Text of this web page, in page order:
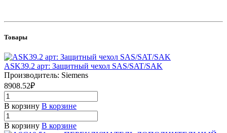
Товары
ASK39.2 арт: Защитный чехол SAS/SAT/SAK
Производитель: Siemens
8908.52₽
В корзину В корзине
В корзину В корзине